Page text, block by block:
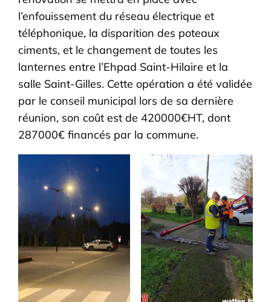
l’enfouissement du réseau électrique et
téléphonique, la disparition des poteaux
ciments, et le changement de toutes les
lanternes entre l’Ehpad Saint-Hilaire et la
salle Saint-Gilles. Cette opération a été validée
par le conseil municipal lors de sa dernière
réunion, son coût est de 420000€HT, dont
287000€ financés par la commune.